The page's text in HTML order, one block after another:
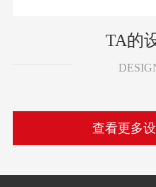
TA的
查看更多